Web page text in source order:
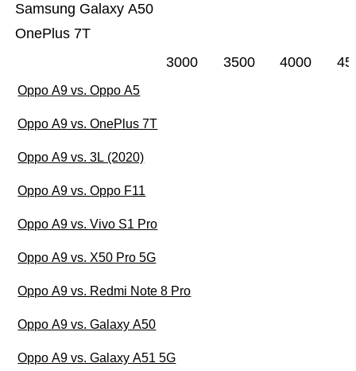
OnePlus 7T
Samsung Galaxy A50
3000 3500 4000
Oppo A9 vs. Oppo A5
Oppo A9 vs. OnePlus 7T
Oppo A9 vs. 3L (2020)
Oppo A9 vs. Oppo F11
Oppo A9 vs. Vivo S1 Pro
Oppo A9 vs. X50 Pro 5G
Oppo A9 vs. Redmi Note 8 Pro
Oppo A9 vs. Galaxy A50
Oppo A9 vs. Galaxy A51 5G